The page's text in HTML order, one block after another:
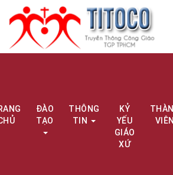
ĐÀO
TẠO
THÔNG
TIN
KỶ
YẾU
GIÁO
XỨ
VIÊN